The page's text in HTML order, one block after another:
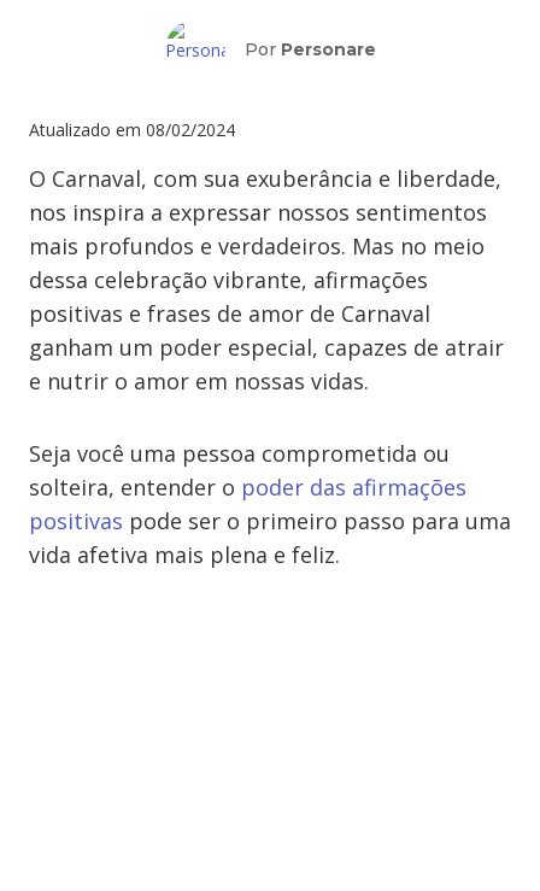
Por Personare
Atualizado em 08/02/2024
O Carnaval, com sua exuberância e liberdade,
nos inspira a expressar nossos sentimentos
mais profundos e verdadeiros. Mas no meio
dessa celebração vibrante, afirmações
positivas e frases de amor de Carnaval
ganham um poder especial, capazes de atrair
e nutrir o amor em nossas vidas.
Seja você uma pessoa comprometida ou
solteira, entender o poder das afirmações
positivas pode ser o primeiro passo para uma
vida afetiva mais plena e feliz.